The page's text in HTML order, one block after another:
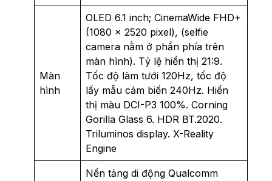
Màn
hình
OLED 6.1 inch; CinemaWide FHD+
(1080 x 2520 pixel), (selfie
camera nằm ở phần phía trên
màn hình). Tỷ lệ hiển thị 21:9.
Tốc độ làm tưới 120Hz, tốc độ
lấy mẫu cảm biến 240Hz. Hiển
thị màu DCI-P3 100%. Corning
Gorilla Glass 6. HDR BT.2020.
Triluminos display. X-Reality
Engine
Nền tảng di động Qualcomm